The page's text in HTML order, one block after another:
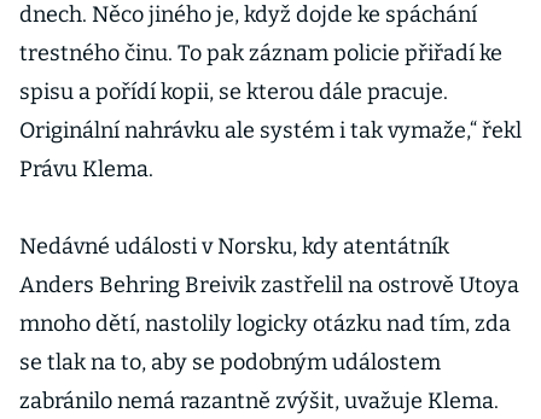
dnech. Něco jiného je, když dojde ke spáchání
trestného činu. To pak záznam policie přiřadí ke
spisu a pořídí kopii, se kterou dále pracuje.
Originální nahrávku ale systém i tak vymaže,“ řekl
Právu Klema.
Nedávné události v Norsku, kdy atentátník
Anders Behring Breivik zastřelil na ostrově Utoya
mnoho dětí, nastolily logicky otázku nad tím, zda
se tlak na to, aby se podobným událostem
zabránilo nemá razantně zvýšit, uvažuje Klema.